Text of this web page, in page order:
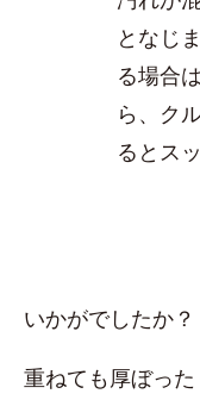
となじ
る場合
ら、ク
るとス
いかがでしたか？
重ねても厚ぼっ